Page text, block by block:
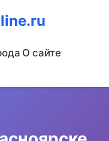
О сайте